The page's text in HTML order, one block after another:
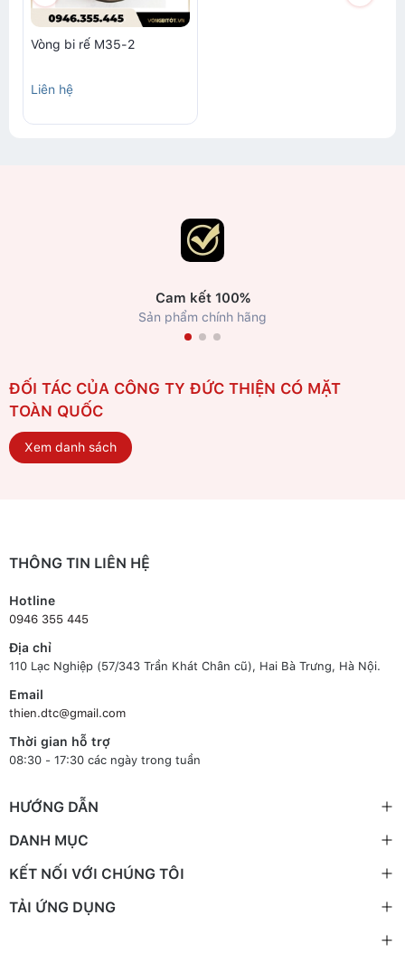
Vòng bi rế M35-2
Liên hệ
Cam kết 100%
Sản phẩm chính hãng
ĐỐI TÁC CỦA CÔNG TY ĐỨC THIỆN CÓ MẶT
TOÀN QUỐC
Xem danh sách
THÔNG TIN LIÊN HỆ
Hotline
0946 355 445
Địa chỉ
110 Lạc Nghiệp (57/343 Trần Khát Chân cũ), Hai Bà Trưng, Hà Nội.
Email
thien.dtc@gmail.com
Thời gian hỗ trợ
08:30 - 17:30 các ngày trong tuần
HƯỚNG DẪN
DANH MỤC
KẾT NỐI VỚI CHÚNG TÔI
TẢI ỨNG DỤNG